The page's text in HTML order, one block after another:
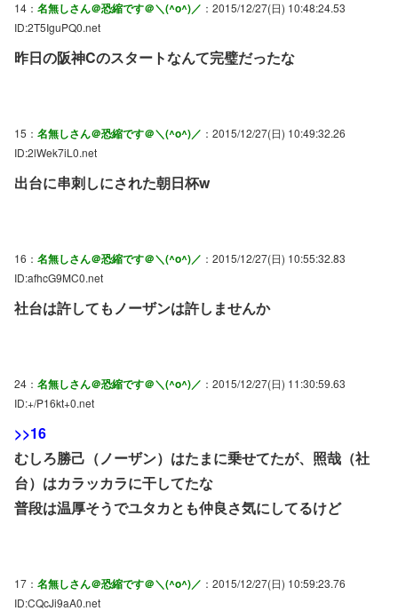
14： 名無しさん＠恐縮です＠＼(^o^)／ ：2015/12/27(日) 10:48:24.53
ID:2T5IguPQ0.net
昨日の阪神Cのスタートなんて完璧だったな
15： 名無しさん＠恐縮です＠＼(^o^)／ ：2015/12/27(日) 10:49:32.26
ID:2lWek7iL0.net
出台に串刺しにされた朝日杯w
16： 名無しさん＠恐縮です＠＼(^o^)／ ：2015/12/27(日) 10:55:32.83
ID:afhcG9MC0.net
社台は許してもノーザンは許しませんか
24： 名無しさん＠恐縮です＠＼(^o^)／ ：2015/12/27(日) 11:30:59.63
ID:+/P16kt+0.net
>>16
むしろ勝己（ノーザン）はたまに乗せてたが、照哉（社
台）はカラッカラに干してたな
普段は温厚そうでユタカとも仲良さ気にしてるけど
17： 名無しさん＠恐縮です＠＼(^o^)／ ：2015/12/27(日) 10:59:23.76
ID:CQcJi9aA0.net